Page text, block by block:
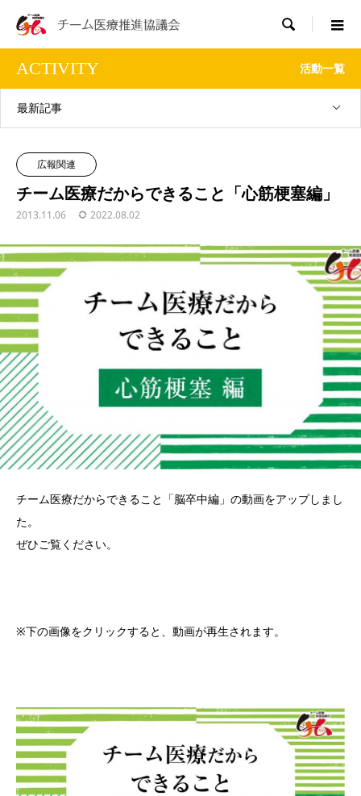

ACTIVITY 活動一覧
最新記事
広報関連
チーム医療だからできること「心筋梗塞編」
2013.11.06 2022.08.02
チーム医療だからできること「脳卒中編」の動画をアップしまし
た。
ぜひご覧ください。
※下の画像をクリックすると、動画が再生されます。